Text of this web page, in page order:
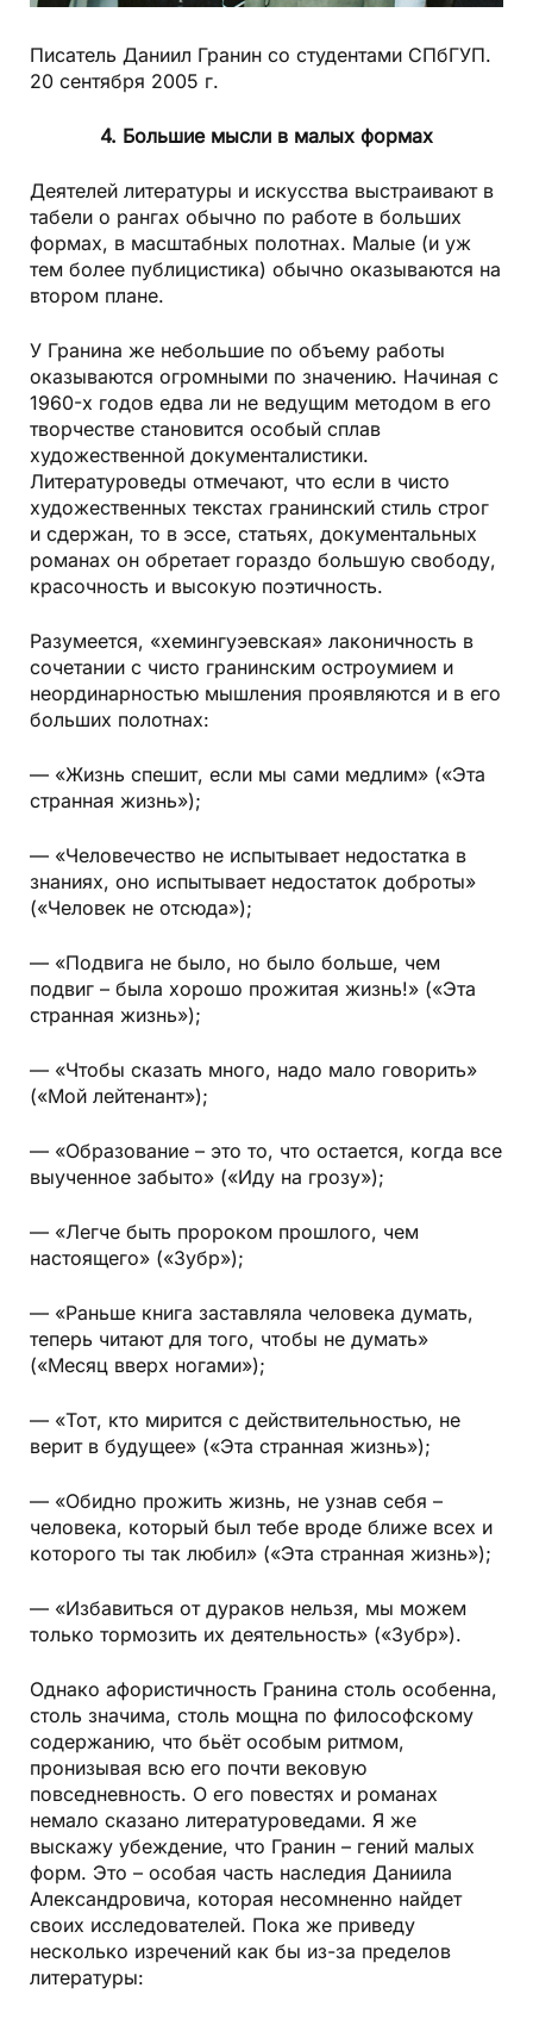
Писатель Даниил Гранин со студентами СПбГУП.
20 сентября 2005 г.
4. Большие мысли в малых формах
Деятелей литературы и искусства выстраивают в
табели о рангах обычно по работе в больших
формах, в масштабных полотнах. Малые (и уж
тем более публицистика) обычно оказываются на
втором плане.
У Гранина же небольшие по объему работы
оказываются огромными по значению. Начиная с
1960-х годов едва ли не ведущим методом в его
творчестве становится особый сплав
художественной документалистики.
Литературоведы отмечают, что если в чисто
художественных текстах гранинский стиль строг
и сдержан, то в эссе, статьях, документальных
романах он обретает гораздо большую свободу,
красочность и высокую поэтичность.
Разумеется, «хемингуэевская» лаконичность в
сочетании с чисто гранинским остроумием и
неординарностью мышления проявляются и в его
больших полотнах:
— «Жизнь спешит, если мы сами медлим» («Эта
странная жизнь»);
— «Человечество не испытывает недостатка в
знаниях, оно испытывает недостаток доброты»
(«Человек не отсюда»);
— «Подвига не было, но было больше, чем
подвиг – была хорошо прожитая жизнь!» («Эта
странная жизнь»);
— «Чтобы сказать много, надо мало говорить»
(«Мой лейтенант»);
— «Образование – это то, что остается, когда все
выученное забыто» («Иду на грозу»);
— «Легче быть пророком прошлого, чем
настоящего» («Зубр»);
— «Раньше книга заставляла человека думать,
теперь читают для того, чтобы не думать»
(«Месяц вверх ногами»);
— «Тот, кто мирится с действительностью, не
верит в будущее» («Эта странная жизнь»);
— «Обидно прожить жизнь, не узнав себя –
человека, который был тебе вроде ближе всех и
которого ты так любил» («Эта странная жизнь»);
— «Избавиться от дураков нельзя, мы можем
только тормозить их деятельность» («Зубр»).
Однако афористичность Гранина столь особенна,
столь значима, столь мощна по философскому
содержанию, что бьёт особым ритмом,
пронизывая всю его почти вековую
повседневность. О его повестях и романах
немало сказано литературоведами. Я же
выскажу убеждение, что Гранин – гений малых
форм. Это – особая часть наследия Даниила
Александровича, которая несомненно найдет
своих исследователей. Пока же приведу
несколько изречений как бы из-за пределов
литературы: